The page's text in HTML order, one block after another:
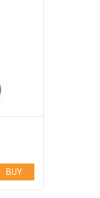
BUY